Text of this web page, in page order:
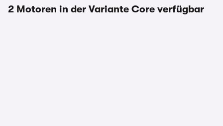
2 Motoren in der Variante Core verfügbar